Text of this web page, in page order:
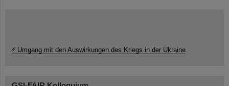
Umgang mit den Auswirkungen des Kriegs in der Ukraine